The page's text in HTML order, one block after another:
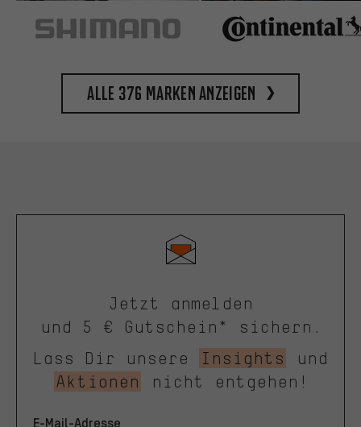
Alle 376 Marken anzeigen
Jetzt anmelden
und 5 € Gutschein* sichern.
Lass Dir unsere
Insights
und
Aktionen
nicht entgehen!
E-Mail-Adresse